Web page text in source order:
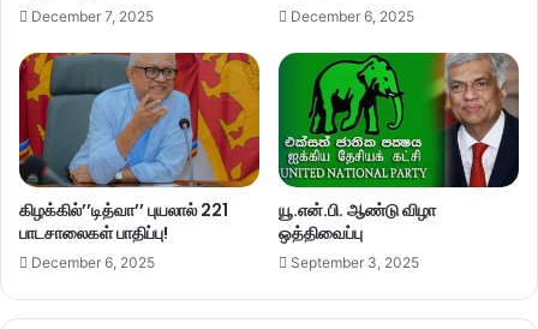
December 7, 2025 December 6, 2025
கிழக்கில்’’டித்வா’’ புயலால் 221
பாடசாலைகள் பாதிப்பு!
December 6, 2025
யூ.என்.பி. ஆண்டு விழா
ஒத்திவைப்பு
September 3, 2025